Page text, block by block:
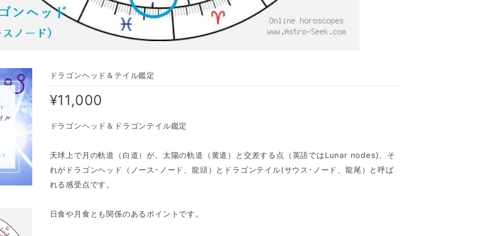
ドラゴンヘッド＆テイル鑑定
¥11,000
ドラゴンヘッド＆ドラゴンテイル鑑定
天球上で月の軌道（白道）が、太陽の軌道（黄道）と交差する点（英語ではLunar nodes)、そ
れがドラゴンヘッド（ノース･ノード、龍頭）とドラゴンテイル(サウス･ノード、龍尾）と呼ば
れる感受点です。
日食や月食とも関係のあるポイントです。